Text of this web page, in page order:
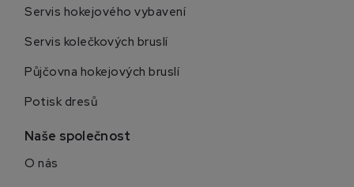
Servis hokejového vybavení
Servis kolečkových bruslí
Půjčovna hokejových bruslí
Potisk dresů
Naše společnost
O nás